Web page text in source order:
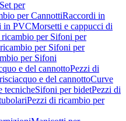
per
per CannottiRaccordi in
in PVCMorsetti e cappucci di
per Sifoni per
per Sifoni per
per Sifoni
e del cannottoPezzi di
e del cannottoCurve
tecnicheSifoni per bidetPezzi di
Pezzi di ricambio per